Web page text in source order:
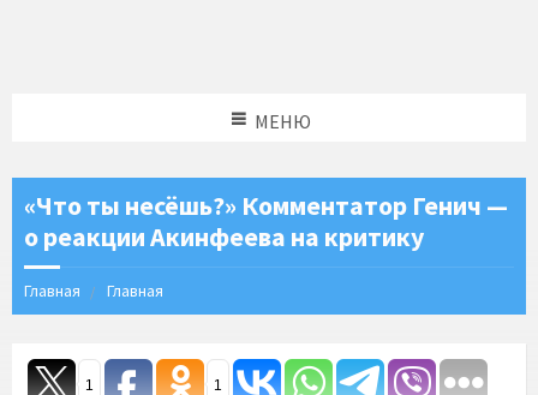
МЕНЮ
«Что ты несёшь?» Комментатор Генич —
о реакции Акинфеева на критику
Главная Главная
1 1